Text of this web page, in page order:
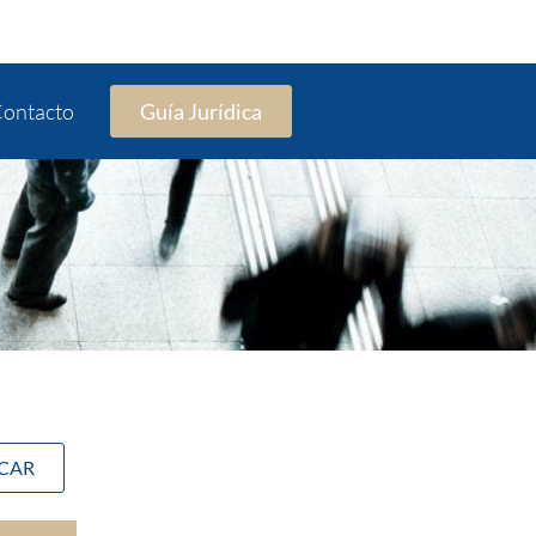
Guía Jurídica